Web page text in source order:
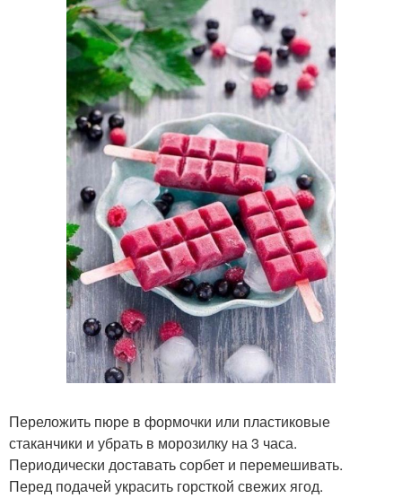
Переложить пюре в формочки или пластиковые
стаканчики и убрать в морозилку на 3 часа.
Периодически доставать сорбет и перемешивать.
Перед подачей украсить горсткой свежих ягод.